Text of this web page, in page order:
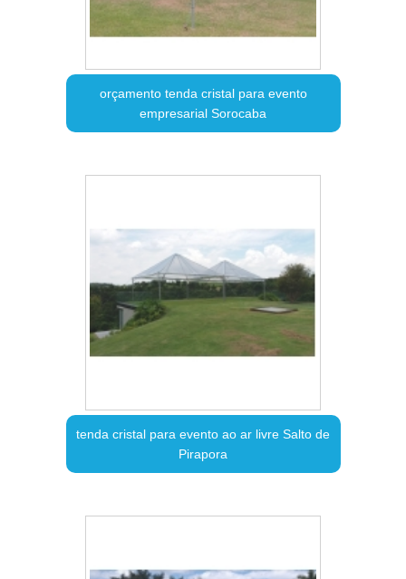
orçamento tenda cristal para evento
empresarial Sorocaba
tenda cristal para evento ao ar livre Salto de
Pirapora